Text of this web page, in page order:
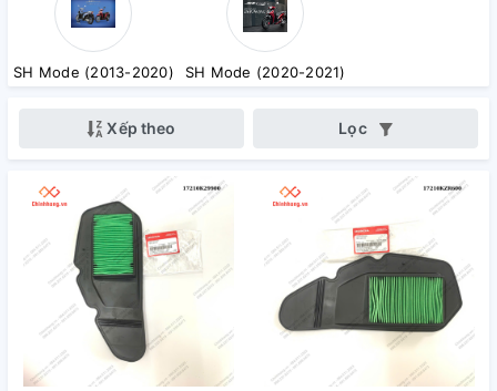
SH Mode (2013-2020) SH Mode (2020-2021)
Xếp theo Lọc